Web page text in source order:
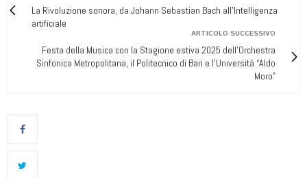
La Rivoluzione sonora, da Johann Sebastian Bach all'Intelligenza
artificiale
ARTICOLO SUCCESSIVO
Festa della Musica con la Stagione estiva 2025 dell’Orchestra
Sinfonica Metropolitana, il Politecnico di Bari e l’Università “Aldo
Moro”